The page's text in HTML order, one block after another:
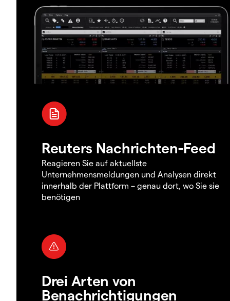
Reuters Nachrichten-Feed
Reagieren Sie auf aktuellste
Unternehmensmeldungen und Analysen direkt
innerhalb der Plattform – genau dort, wo Sie sie
benötigen
Drei Arten von
Benachrichtigungen